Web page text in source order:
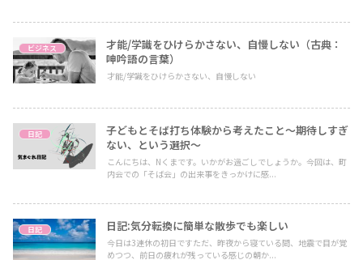
ビジネス
才能/学識をひけらかさない、自慢しない（古典：
呻吟語の言葉）
才能/学識をひけらかさない、自慢しない
日記
子どもとそば打ち体験から考えたこと〜期待しすぎ
ない、という選択〜
こんにちは、Nくまです。いかがお過ごしでしょうか。今回は、町
内会での「そば会」の出来事をきっかけに感...
日記 日記:気分転換に簡単な散歩でも楽しい
今日は3連休の初日ですただ、昨夜から寝ている間、地震で目が覚
めつつ、前日の疲れが残っている感じの朝か...